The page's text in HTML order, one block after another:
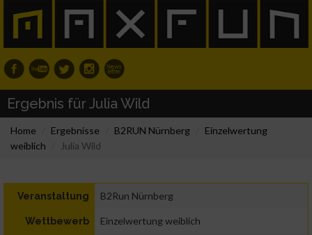
Ergebnis für Julia Wild
Home Ergebnisse B2RUN Nürnberg
Einzelwertung
weiblich
Julia Wild
Veranstaltung B2Run Nürnberg
Wettbewerb Einzelwertung weiblich